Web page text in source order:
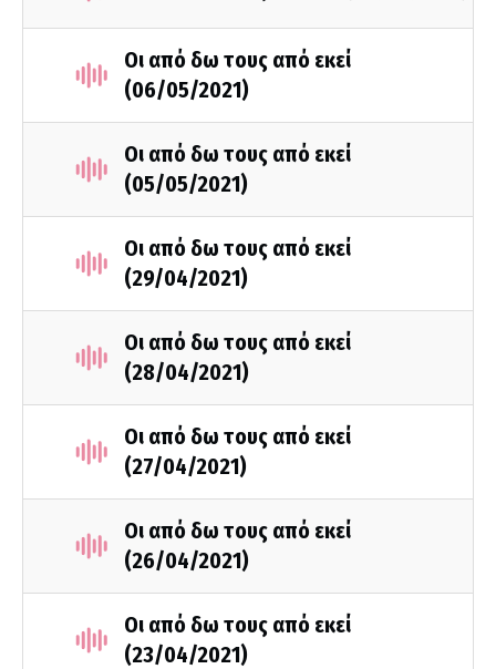
Οι από δω τους από εκεί
(06/05/2021)
Οι από δω τους από εκεί
(05/05/2021)
Οι από δω τους από εκεί
(29/04/2021)
Οι από δω τους από εκεί
(28/04/2021)
Οι από δω τους από εκεί
(27/04/2021)
Οι από δω τους από εκεί
(26/04/2021)
Οι από δω τους από εκεί
(23/04/2021)